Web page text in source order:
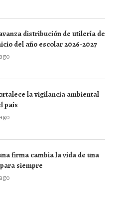
distribución de utilería de
del año escolar 2026-2027
la vigilancia ambiental
país
firma cambia la vida de una
siempre